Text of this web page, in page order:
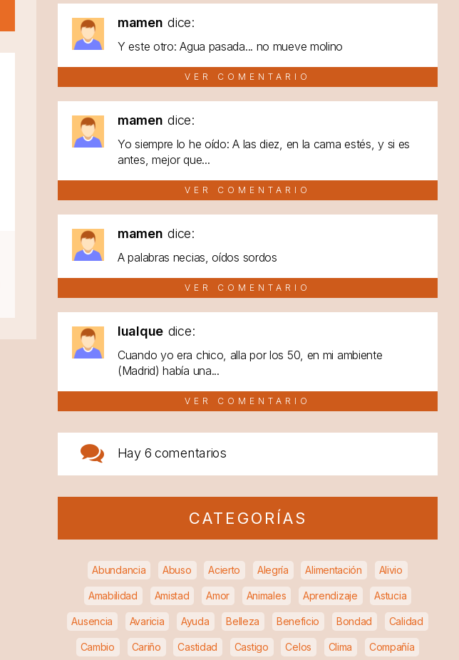
mamen dice:
Y este otro: Agua pasada... no mueve molino
VER COMENTARIO
mamen dice:
Yo siempre lo he oído: A las diez, en la cama estés, y si es
antes, mejor que...
VER COMENTARIO
mamen dice:
A palabras necias, oídos sordos
VER COMENTARIO
lualque dice:
Cuando yo era chico, alla por los 50, en mi ambiente
(Madrid) había una...
VER COMENTARIO
Hay 6 comentarios
CATEGORÍAS
Abundancia Abuso Acierto Alegría Alimentación Alivio
Amabilidad Amistad Amor Animales Aprendizaje Astucia
Ausencia Avaricia Ayuda Belleza Beneficio Bondad Calidad
Cambio Cariño Castidad Castigo Celos Clima Compañía